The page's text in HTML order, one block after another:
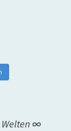
Welten ∞